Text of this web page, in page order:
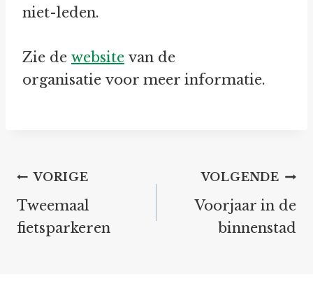
niet-leden.
Zie de website van de
organisatie voor meer informatie.
Bericht
navigatie
VORIGE
Tweemaal
fietsparkeren
VOLGENDE
Voorjaar in de
binnenstad